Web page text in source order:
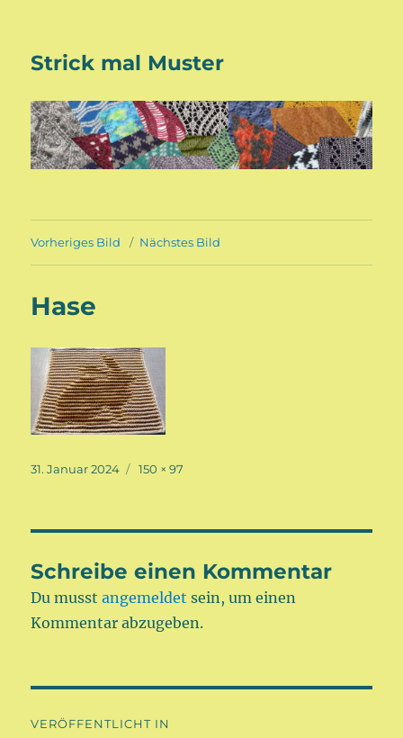
Strick mal Muster
Vorheriges Bild Nächstes Bild
Hase
Veröffentlicht
31. Januar 2024
Volle
150 × 97
Schreibe einen Kommentar
Du musstangemeldet sein, um einen
Kommentar abzugeben.
VERÖFFENTLICHT IN